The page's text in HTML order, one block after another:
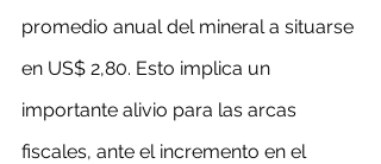
promedio anual del mineral a situarse
en US$ 2,80. Esto implica un
importante alivio para las arcas
fiscales, ante el incremento en el